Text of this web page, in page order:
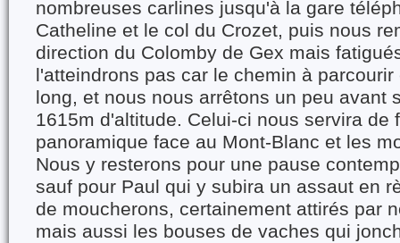
nombreuses carlines jusqu'à la gare
Catheline et le col du Crozet, puis nous
direction du Colomby de Gex mais
l'atteindrons pas car le chemin à
long, et nous nous arrêtons un peu avant
1615m d'altitude. Celui-ci nous servira de
panoramique face au Mont-Blanc et les
Nous y resterons pour une pause
sauf pour Paul qui y subira un assaut en
de moucherons, certainement attirés par
mais aussi les bouses de vaches qui